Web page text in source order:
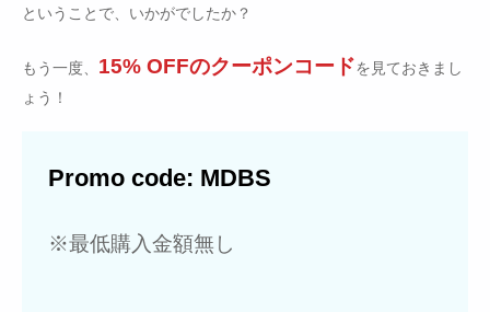
ということで、いかがでしたか？
もう一度、 15% OFFのクーポンコードを見ておきまし
ょう！
Promo code: MDBS
※最低購入金額無し